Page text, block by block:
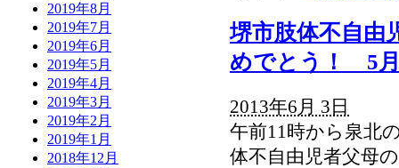
2019年8月
2019年7月
2019年6月
2019年5月
2019年4月
2019年3月
2019年2月
2019年1月
2018年12月
堺市肢体不自
めでとう！ 5
2013年6月 3日
午前11時から泉北
体不自由児者父母